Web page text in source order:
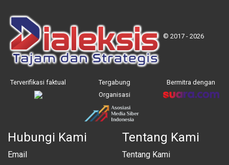
© 2017 - 2026
Terverifikasi faktual
Tergabung
Organisasi
Bermitra dengan
Hubungi Kami
Email
Tentang Kami
Tentang Kami